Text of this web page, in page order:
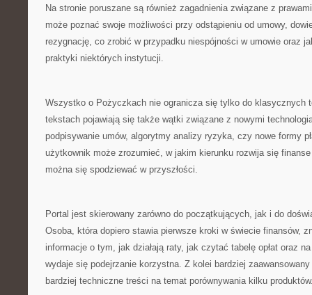
Na stronie poruszane są również zagadnienia związane z
może poznać swoje możliwości przy odstąpieniu od umowy,
rezygnację, co zrobić w przypadku niespójności w umowie oraz
praktyki niektórych instytucji.
Wszystko o Pożyczkach nie ogranicza się tylko do klasycznych
tekstach pojawiają się także wątki związane z nowymi
podpisywanie umów, algorytmy analizy ryzyka, czy nowe formy
użytkownik może zrozumieć, w jakim kierunku rozwija się
można się spodziewać w przyszłości.
Portal jest skierowany zarówno do początkujących, jak i do
Osoba, która dopiero stawia pierwsze kroki w świecie finansów,
informacje o tym, jak działają raty, jak czytać tabelę opłat oraz
wydaje się podejrzanie korzystna. Z kolei bardziej
bardziej techniczne treści na temat porównywania kilku